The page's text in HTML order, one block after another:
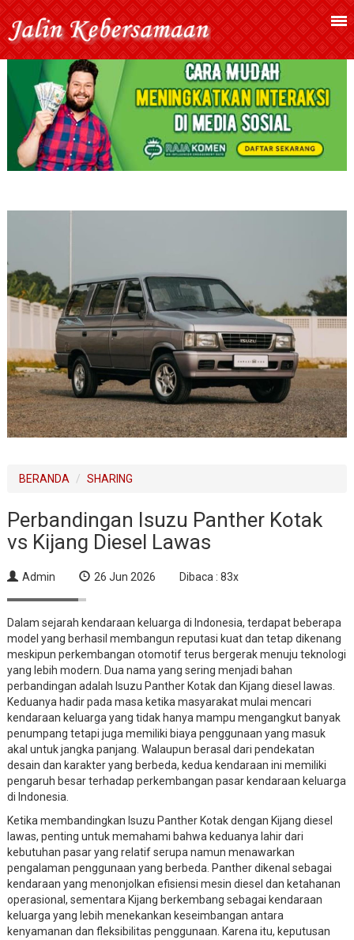
BERANDA SHARING
Perbandingan Isuzu Panther Kotak
vs Kijang Diesel Lawas
Admin 26 Jun 2026 Dibaca : 83x
Dalam sejarah kendaraan keluarga di Indonesia, terdapat beberapa
model yang berhasil membangun reputasi kuat dan tetap dikenang
meskipun perkembangan otomotif terus bergerak menuju teknologi
yang lebih modern. Dua nama yang sering menjadi bahan
perbandingan adalah Isuzu Panther Kotak dan Kijang diesel lawas.
Keduanya hadir pada masa ketika masyarakat mulai mencari
kendaraan keluarga yang tidak hanya mampu mengangkut banyak
penumpang tetapi juga memiliki biaya penggunaan yang masuk
akal untuk jangka panjang. Walaupun berasal dari pendekatan
desain dan karakter yang berbeda, kedua kendaraan ini memiliki
pengaruh besar terhadap perkembangan pasar kendaraan keluarga
di Indonesia.
Ketika membandingkan Isuzu Panther Kotak dengan Kijang diesel
lawas, penting untuk memahami bahwa keduanya lahir dari
kebutuhan pasar yang relatif serupa namun menawarkan
pengalaman penggunaan yang berbeda. Panther dikenal sebagai
kendaraan yang menonjolkan efisiensi mesin diesel dan ketahanan
operasional, sementara Kijang berkembang sebagai kendaraan
keluarga yang lebih menekankan keseimbangan antara
kenyamanan dan fleksibilitas penggunaan. Karena itu, keputusan